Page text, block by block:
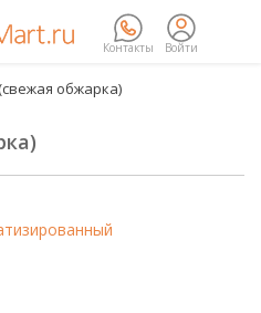
Контакты Войти
обжарка)